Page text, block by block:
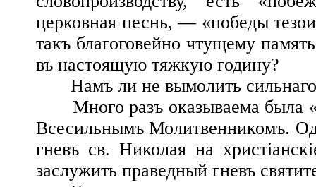
церковная песнь, — «победы
такъ благоговейно чтущему
въ настоящую тяжкую годину?
Намъ ли не вымолить сильнаго
Много разъ оказываема была
Всесильнымъ Молитвенникомъ.
гневъ св. Николая на
заслужить праведный гневъ